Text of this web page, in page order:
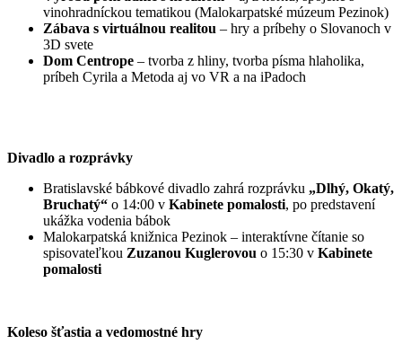
vinohradníckou tematikou (Malokarpatské múzeum Pezinok)
Zábava s virtuálnou realitou – hry a príbehy o Slovanoch v
3D svete
Dom Centrope – tvorba z hliny, tvorba písma hlaholika,
príbeh Cyrila a Metoda aj vo VR a na iPadoch
Divadlo a rozprávky
Bratislavské bábkové divadlo zahrá rozprávku „Dlhý, Okatý,
Bruchatý“ o 14:00 v Kabinete pomalosti, po predstavení
ukážka vodenia bábok
Malokarpatská knižnica Pezinok – interaktívne čítanie so
spisovateľkou Zuzanou Kuglerovou o 15:30 v Kabinete
pomalosti
Koleso šťastia a vedomostné hry